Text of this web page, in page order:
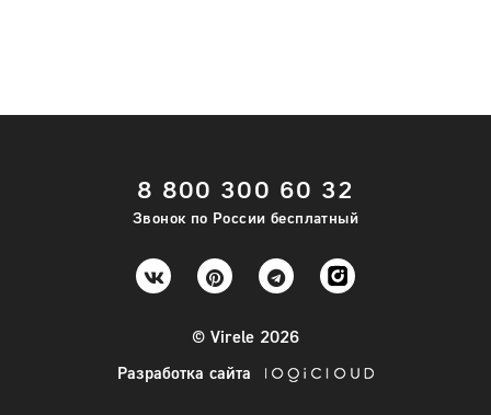
8 800 300 60 32
Звонок по России бесплатный
© Virele 2026
Разработка сайта